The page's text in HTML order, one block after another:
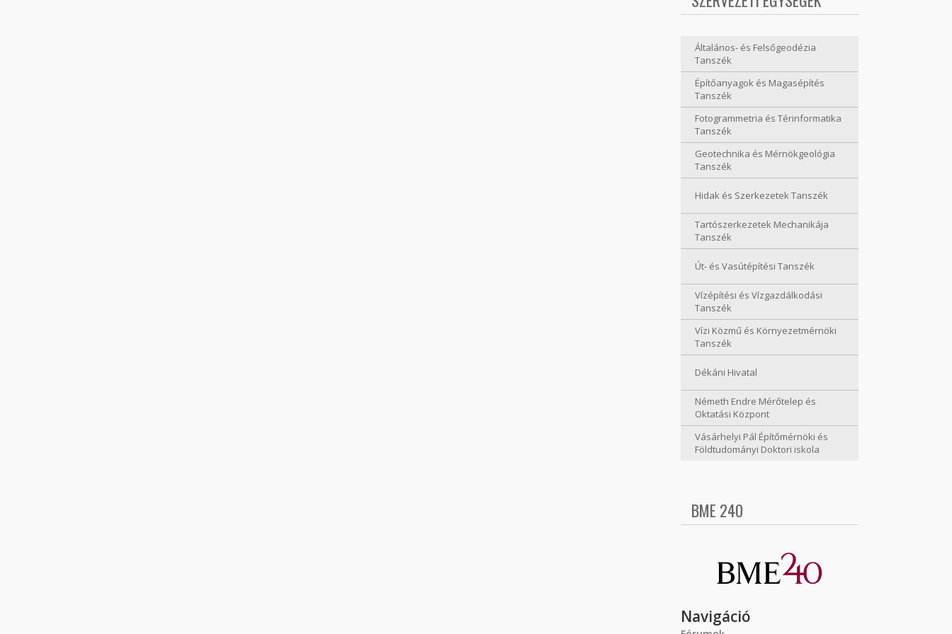
Általános- és Felsőgeodézia
Tanszék
Építőanyagok és Magasépítés
Tanszék
Fotogrammetria és Térinformatika
Tanszék
Geotechnika és Mérnökgeológia
Tanszék
Hidak és Szerkezetek Tanszék
Tartószerkezetek Mechanikája
Tanszék
Út- és Vasútépítési Tanszék
Vízépítési és Vízgazdálkodási
Tanszék
Vízi Közmű és Környezetmérnöki
Tanszék
Dékáni Hivatal
Németh Endre Mérőtelep és
Oktatási Központ
Vásárhelyi Pál Építőmérnöki és
Földtudományi Doktori iskola
BME 240
Navigáció